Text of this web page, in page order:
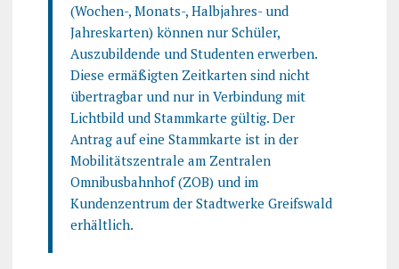
(Wochen-, Monats-, Halbjahres- und
Jahreskarten) können nur Schüler,
Auszubildende und Studenten erwerben.
Diese ermäßigten Zeitkarten sind nicht
übertragbar und nur in Verbindung mit
Lichtbild und Stammkarte gültig. Der
Antrag auf eine Stammkarte ist in der
Mobilitätszentrale am Zentralen
Omnibusbahnhof (ZOB) und im
Kundenzentrum der Stadtwerke Greifswald
erhältlich.